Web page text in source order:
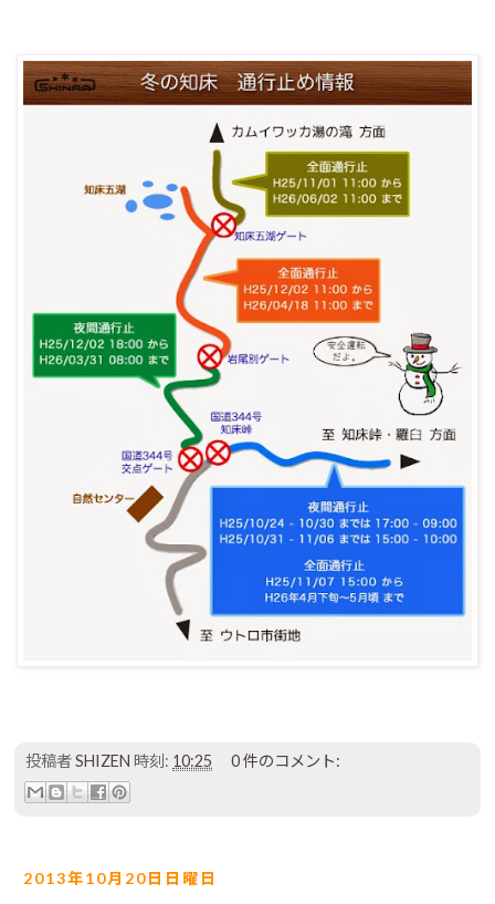
投稿者SHIZEN 時刻: 10:25 0 件のコメント:
2013年10月20日日曜日